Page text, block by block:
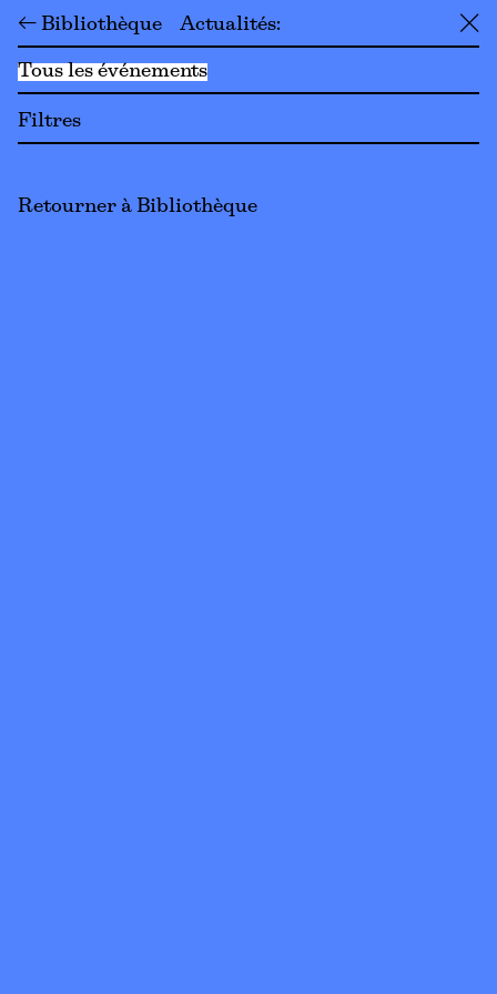
← Bibliothèque Actualités ╳
Tous les événements
Filtres
Retourner à Bibliothèque